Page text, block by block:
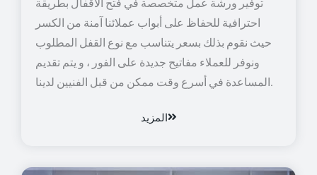
احترافية للحفاظ على أبواب عملائنا آمنة من الكسر
حيث نقوم بذلك بسعر يتناسب مع نوع القفل المطلوب
ونوفر للعملاء مفاتيح جديدة على الفور ، و يتم تقديم
المساعدة في أسرع وقت ممكن من قبل الفنيين لدينا.
المزيد